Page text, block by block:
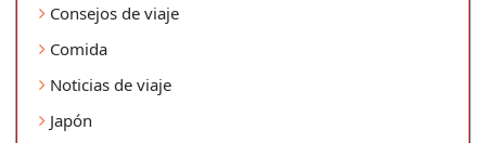
Consejos de viaje
Comida
Noticias de viaje
Japón